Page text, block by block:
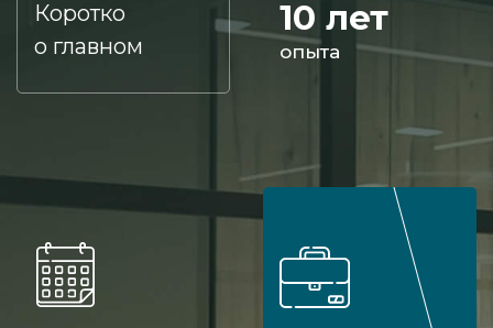
Коротко
о главном
10 лет
опыта